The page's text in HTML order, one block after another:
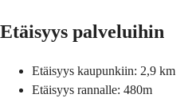
Etäisyys palveluihin
Etäisyys kaupunkiin: 2,9 km
Etäisyys rannalle: 480m